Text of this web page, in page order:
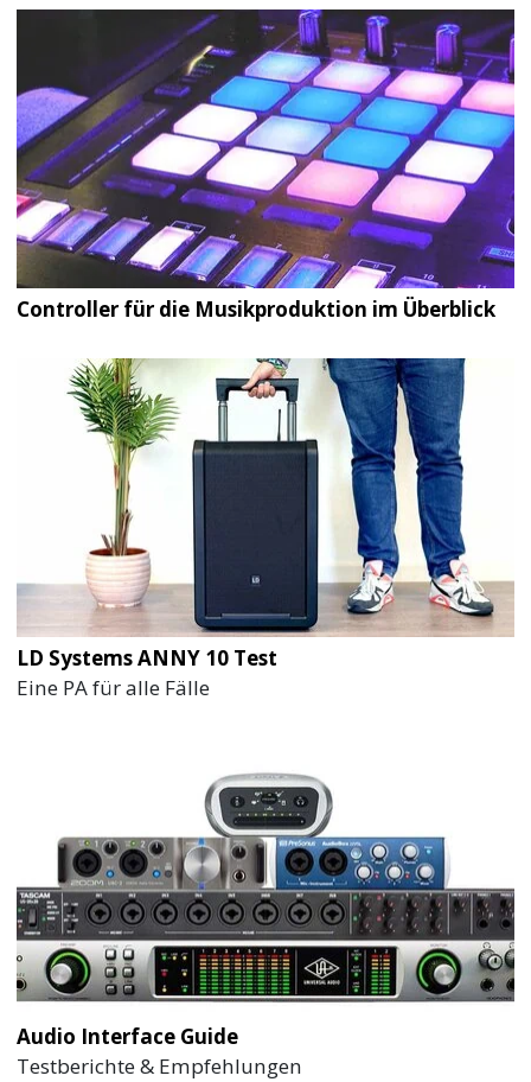
Controller für die Musikproduktion im Überblick
LD Systems ANNY 10 Test
Eine PA für alle Fälle
Audio Interface Guide
Testberichte & Empfehlungen